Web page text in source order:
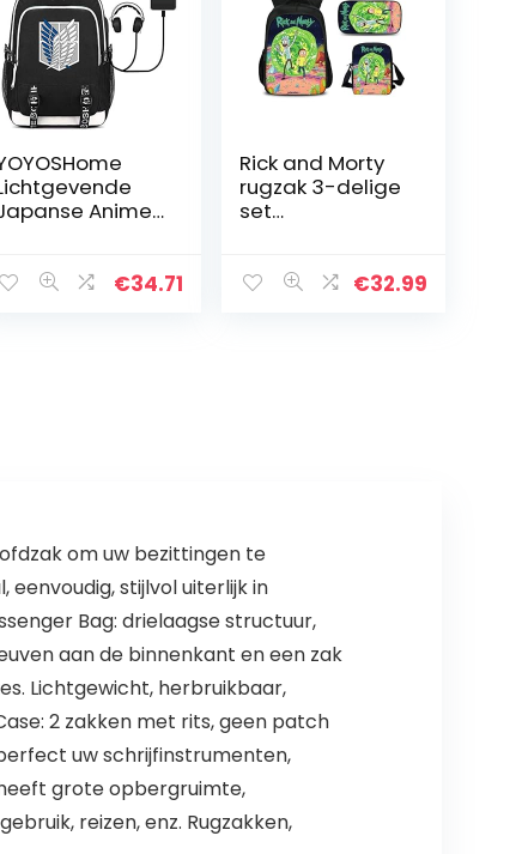
Anime
Boekentas
€34.71
Rick and Morty
rugzak 3-delige
set
sporttas + etui
€32.99
om uw bezittingen te
eenvoudig, stijlvol uiterlijk in
Bag: drielaagse structuur,
aan de binnenkant en een zak
Lichtgewicht, herbruikbaar,
2 zakken met rits, geen patch
uw schrijfinstrumenten,
grote opbergruimte,
reizen, enz. Rugzakken,